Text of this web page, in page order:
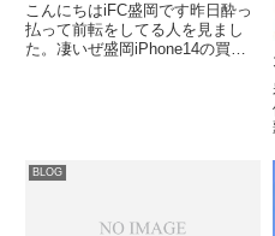
こんにちはiFC盛岡です昨日酔っ
払って前転をしてる人を見まし
た。凄いぜ盛岡iPhone14の買取
BLOG